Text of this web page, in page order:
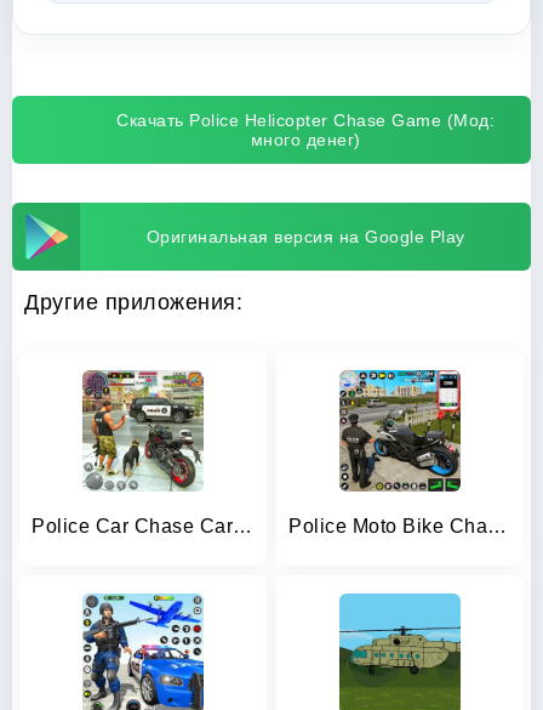
Скачать Police Helicopter Chase Game (Мод:
много денег)
Оригинальная версия на Google Play
Другие приложения:
Police Car Chase Car Games Police Moto Bike Chase Crime